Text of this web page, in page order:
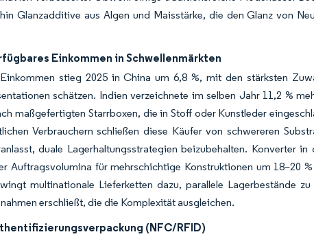
Glanzadditive aus Algen und Maisstärke, die den Glanz von
Einkommen in Schwellenmärkten
stieg 2025 in China um 6,8 %, mit den stärksten
schätzen. Indien verzeichnete im selben Jahr 11,2 %
maßgefertigten Starrboxen, die in Stoff oder Kunstleder
Verbrauchern schließen diese Käufer von schwereren
duale Lagerhaltungsstrategien beizubehalten. Konverter
Auftragsvolumina für mehrschichtige Konstruktionen um 18–20
multinationale Lieferketten dazu, parallele Lagerbestände
erschließt, die die Komplexität ausgleichen.
(NFC/RFID)